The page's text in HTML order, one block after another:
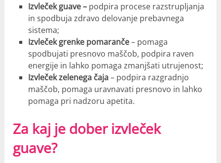
Izvleček guave –podpira procese razstrupljanja
in spodbuja zdravo delovanje prebavnega
sistema;
Izvleček grenke pomaranče– pomaga
spodbujati presnovo maščob, podpira raven
energije in lahko pomaga zmanjšati utrujenost;
Izvleček zelenega čaja– podpira razgradnjo
maščob, pomaga uravnavati presnovo in lahko
pomaga pri nadzoru apetita.
Za kaj je dober izvleček
guave?